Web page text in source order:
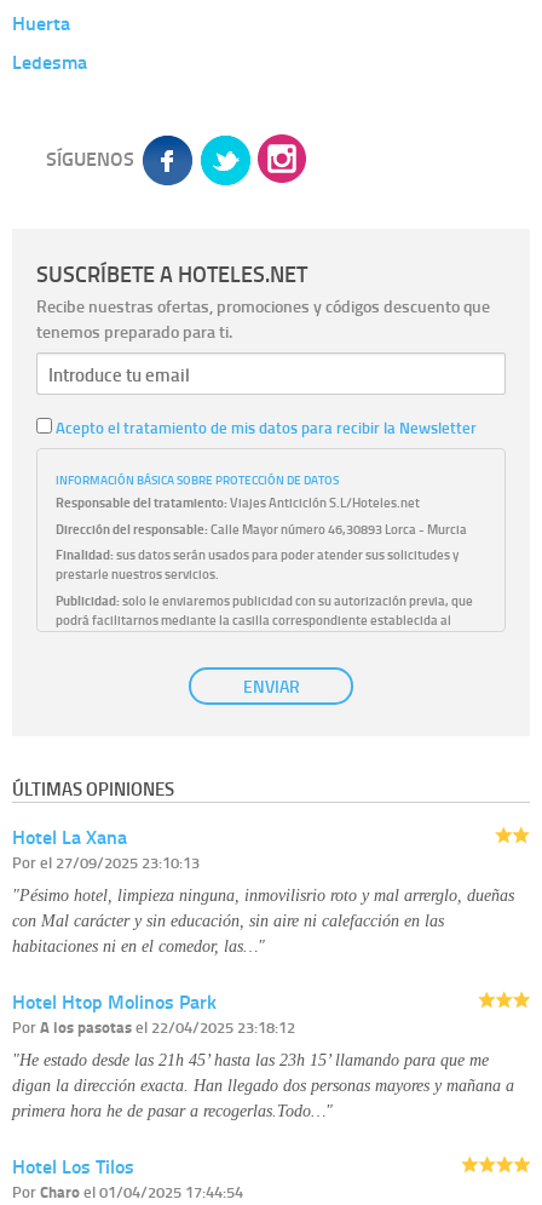
Huerta
Ledesma
SÍGUENOS
SUSCRÍBETE A HOTELES.NET
Recibe nuestras ofertas, promociones y códigos descuento que
tenemos preparado para ti.
Acepto el tratamiento de mis datos para recibir la Newsletter
INFORMACIÓN BÁSICA SOBRE PROTECCIÓN DE DATOS
Responsable del tratamiento:Viajes Anticiclón S.L/Hoteles.net
Dirección del responsable:Calle Mayor número 46,30893 Lorca - Murcia
Finalidad:sus datos serán usados para poder atender sus solicitudes y
prestarle nuestros servicios.
Publicidad:solo le enviaremos publicidad con su autorización previa, que
podrá facilitarnos mediante la casilla correspondiente establecida al
únicamente trataremos sus datos con su consentimiento
previo, que podrá facilitarnos mediante la casilla correspondiente
Derechos:tiene derecho a saber qué información tenemos sobre usted,
disponible en nuestra página web.
Información complementaria:
ENVIAR
ÚLTIMAS OPINIONES
Hotel La Xana
Porel 27/09/2025 23:10:13
"Pésimo hotel, limpieza ninguna, inmovilisrio roto y mal arrerglo, dueñas
con Mal carácter y sin educación, sin aire ni calefacción en las
habitaciones ni en el comedor, las…"
Hotel Htop Molinos Park
PorA los pasotasel 22/04/2025 23:18:12
"He estado desde las 21h 45’ hasta las 23h 15’ llamando para que me
digan la dirección exacta. Han llegado dos personas mayores y mañana a
primera hora he de pasar a recogerlas.Todo…"
Hotel Los Tilos
PorCharoel 01/04/2025 17:44:54